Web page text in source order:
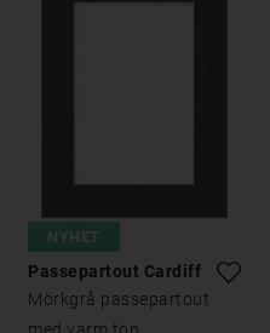
NYHET
Passepartout Cardiff
Mörkgrå passepartout